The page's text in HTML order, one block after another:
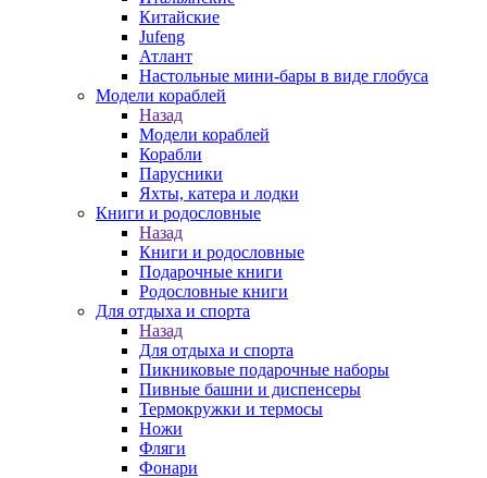
Китайские
Jufeng
Атлант
Настольные мини-бары в виде глобуса
Модели кораблей
Назад
Модели кораблей
Корабли
Парусники
Яхты, катера и лодки
Книги и родословные
Назад
Книги и родословные
Подарочные книги
Родословные книги
Для отдыха и спорта
Назад
Для отдыха и спорта
Пикниковые подарочные наборы
Пивные башни и диспенсеры
Термокружки и термосы
Ножи
Фляги
Фонари